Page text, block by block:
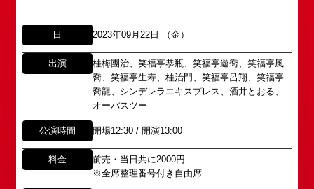
日 2023年09月22日 （金）
出演
桂梅團治、笑福亭恭瓶、笑福亭遊喬、笑福亭風
喬、笑福亭生寿、桂治門、笑福亭呂翔、笑福亭
喬龍、シンデレラエキスプレス、酒井とおる、
オーパスツー
公演時間 開場12:30 / 開演13:00
料金
前売・当日共に2000円
※全席整理番号付き自由席